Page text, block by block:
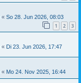
« So 28. Jun 2026, 08:03
1 2 3
« Di 23. Jun 2026, 17:47
« Mo 24. Nov 2025, 16:44